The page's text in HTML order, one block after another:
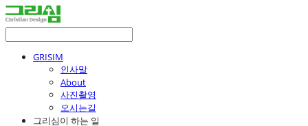
GRISIM
인사말
About
사진촬영
오시는길
그리심이 하는 일